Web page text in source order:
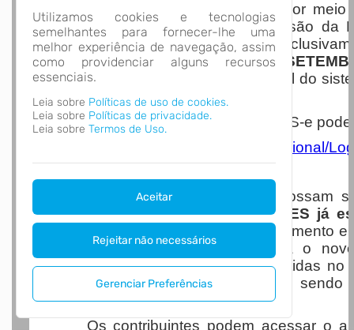
Utilizamos cookies e tecnologias
semelhantes para fornecer-lhe uma
melhor experiência de navegação, assim
como providenciar alguns recursos
essenciais.
Leia sobre Políticas de uso de cookies.
Leia sobre Políticas de privacidade.
Leia sobre Termos de Uso.
Aceitar
Rejeitar não necessários
Gerenciar Preferências
A Prefeitura de Luiz Alves, por
Arrecadação, informa que a emissão da
(NFS-e) passará a ser realizada
NFS-E A PARTIR DO DIA 1º DE
processo de padronização nacional do
serviços.
O acesso ao Portal Nacional da NFS-e
https://www.nfse.gov.br/EmissorNacional/
Para que os contribuintes possam
AMBIENTE RESTRITO DE TESTES já
realizar testes de emissão, cancelamento
uma transição mais segura para o
destacar que as notas fiscais emitidas no
POSSUEM VALIDADE FISCAL
,
treinamento e homologação.
Os contribuintes podem acessar o